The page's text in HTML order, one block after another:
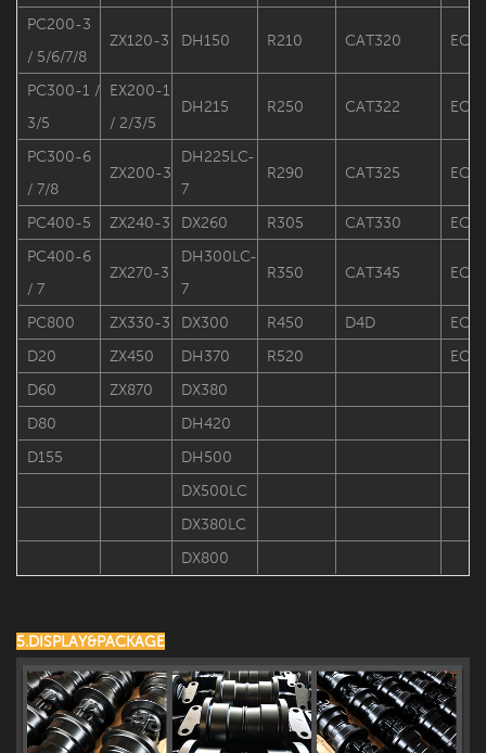
PC200-3
/ 5/6/7/8
ZX120-3 DH150 R210 CAT320
PC300-1 /
3/5
EX200-1
/ 2/3/5
DH215 R250 CAT322
PC300-6
/ 7/8
ZX200-3
DH225LC-
7
R290 CAT325
PC400-5 ZX240-3 DX260 R305 CAT330
PC400-6
/ 7
ZX270-3
DH300LC-
7
R350 CAT345
PC800 ZX330-3 DX300 R450 D4D
D20
ZX450 DH370 R520
D60
ZX870
DX380
D80
DH420
D155
DH500
DX500LC
DX380LC
DX800
5.DISPLAY&PACKAGE